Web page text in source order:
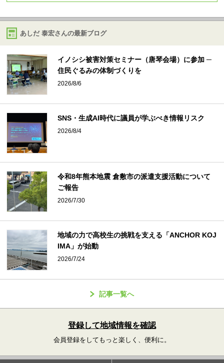
あしだ 泰宏さんの最新ブログ
イノシシ被害対策セミナー（唐琴会場）に参加 ─
住民ぐるみの体制づくりを
2026/8/6
SNS・生成AI時代に議員が学ぶべき情報リスク
2026/8/4
令和8年熊本地震 倉敷市の派遣支援活動について
ご報告
2026/7/30
地域の力で高校生の挑戦を支える「ANCHOR KOJ
IMA」が始動
2026/7/24
記事一覧へ
登録して地域情報を確認
会員登録をしてもっと楽しく、便利に。